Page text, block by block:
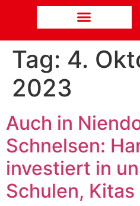
Tag: 4.
2023
Auch in
Schnelsen:
investiert in
Schulen, Kitas